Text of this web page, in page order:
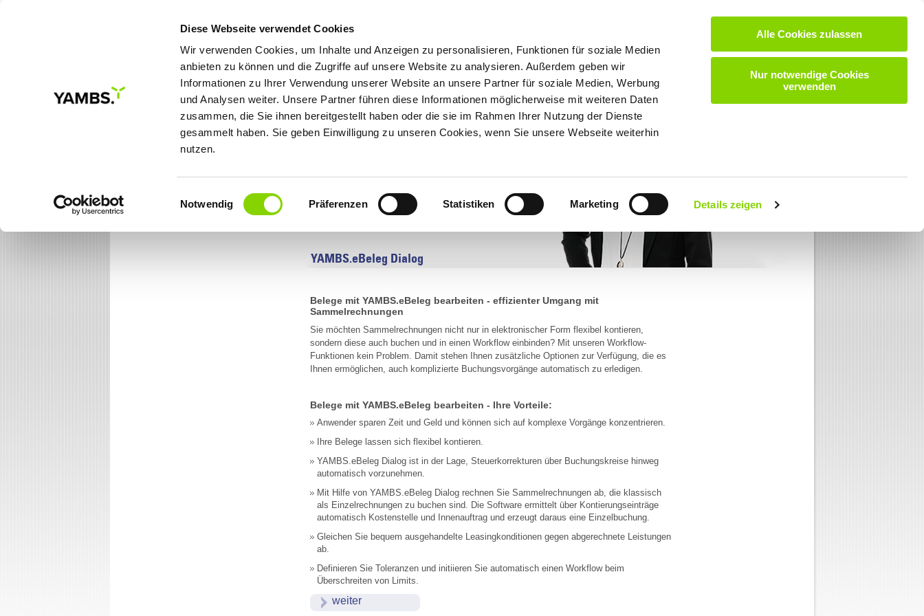
Diese Webseite verwendet Cookies
Wir verwenden Cookies, um Inhalte und Anzeigen zu personalisieren, Funktionen für soziale Medien
anbieten zu können und die Zugriffe auf unsere Website zu analysieren. Außerdem geben wir
Informationen zu Ihrer Verwendung unserer Website an unsere Partner für soziale Medien, Werbung
und Analysen weiter. Unsere Partner führen diese Informationen möglicherweise mit weiteren Daten
zusammen, die Sie ihnen bereitgestellt haben oder die sie im Rahmen Ihrer Nutzung der Dienste
gesammelt haben. Sie geben Einwilligung zu unseren Cookies, wenn Sie unsere Webseite weiterhin
nutzen.
Einwilligungsauswahl
Notwendig Präferenzen Statistiken Marketing Details zeigen
Alle Cookies zulassen
Nur notwendige Cookies
verwenden
KARRIERE KONTAKT
MEINE ZIELE LÖSUNGEN SERVICE & KNOWHOW NEWSLETTERANMELDUNG
YAMBS.eBeleg Dialog
Belege mit YAMBS.eBeleg bearbeiten - effizienter Umgang mit
Sammelrechnungen
Sie möchten Sammelrechnungen nicht nur in elektronischer Form flexibel kontieren,
sondern diese auch buchen und in einen Workflow einbinden? Mit unseren Workflow-
Funktionen kein Problem. Damit stehen Ihnen zusätzliche Optionen zur Verfügung, die es
Ihnen ermöglichen, auch komplizierte Buchungsvorgänge automatisch zu erledigen.
Belege mit YAMBS.eBeleg bearbeiten - Ihre Vorteile:
Anwender sparen Zeit und Geld und können sich auf komplexe Vorgänge konzentrieren.
Ihre Belege lassen sich flexibel kontieren.
YAMBS.eBeleg Dialog ist in der Lage, Steuerkorrekturen über Buchungskreise hinweg
automatisch vorzunehmen.
Mit Hilfe von YAMBS.eBeleg Dialog rechnen Sie Sammelrechnungen ab, die klassisch
als Einzelrechnungen zu buchen sind. Die Software ermittelt über Kontierungseinträge
automatisch Kostenstelle und Innenauftrag und erzeugt daraus eine Einzelbuchung.
Gleichen Sie bequem ausgehandelte Leasingkonditionen gegen abgerechnete Leistungen
ab.
Definieren Sie Toleranzen und initiieren Sie automatisch einen Workflow beim
Überschreiten von Limits.
weiter